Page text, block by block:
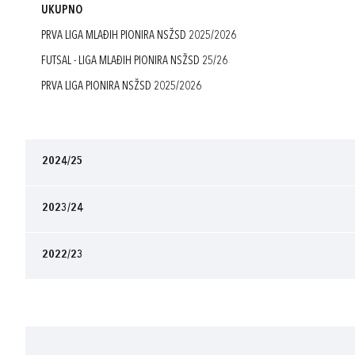
UKUPNO
PRVA LIGA MLAĐIH PIONIRA NSŽSD 2025/2026
FUTSAL - LIGA MLAĐIH PIONIRA NSŽSD 25/26
PRVA LIGA PIONIRA NSŽSD 2025/2026
2024/25
2023/24
2022/23